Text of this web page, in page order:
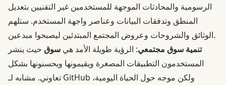
الرسومية والمحادثات الموجهة للمستخدمين غير التقنيين بتعديل
المنطق وتدفقات البيانات وعناصر واجهة المستخدم. ستلهم
الوثائق والشروحات وعروض المجتمع المبتدئين ليصبحوا مبدعين.
تنمية سوق مجتمعي: الرؤية طويلة الأمد هي سوق حيث ينشر
المستخدمون التطبيقات المصغرة ويقيمونها ويحسنونها بشكل
تعاوني. مشابه لـ GitHub ولكن موجه حول الحياة اليومية،